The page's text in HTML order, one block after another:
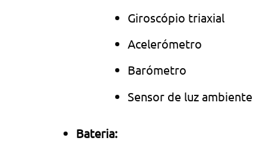
Giroscópio triaxial
Acelerómetro
Barómetro
Sensor de luz ambiente
Bateria: